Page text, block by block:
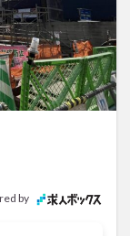
by
みかん
ーボウル
た
ンビニ